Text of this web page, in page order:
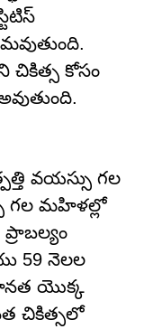
చికిత్స కోసం
వయస్సు గల
గల మహిళల్లో
59 నెలల
యొక్క
చికిత్సలో